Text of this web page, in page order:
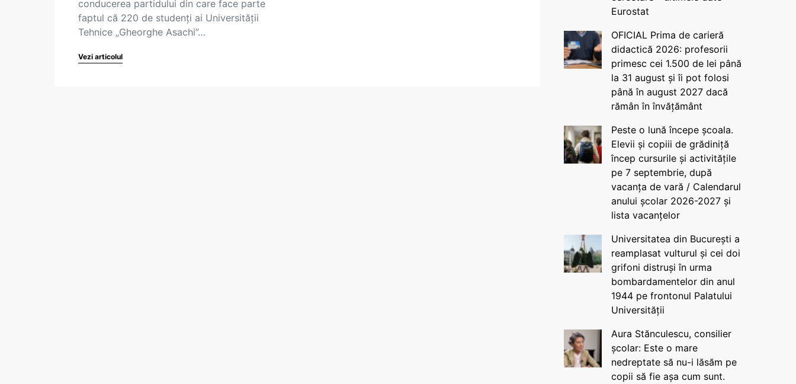
conducerea partidului din care face parte
faptul că 220 de studenți ai Universității
Tehnice „Gheorghe Asachi”…
Vezi articolul
Eurostat
OFICIAL Prima de carieră
didactică 2026: profesorii
primesc cei 1.500 de lei până
la 31 august și îi pot folosi
până în august 2027 dacă
rămân în învățământ
Peste o lună începe școala.
Elevii și copiii de grădiniță
încep cursurile și activitățile
pe 7 septembrie, după
vacanța de vară / Calendarul
anului școlar 2026-2027 și
lista vacanțelor
Universitatea din București a
reamplasat vulturul și cei doi
grifoni distruși în urma
bombardamentelor din anul
1944 pe frontonul Palatului
Universității
Aura Stănculescu, consilier
școlar: Este o mare
nedreptate să nu-i lăsăm pe
copii să fie așa cum sunt.